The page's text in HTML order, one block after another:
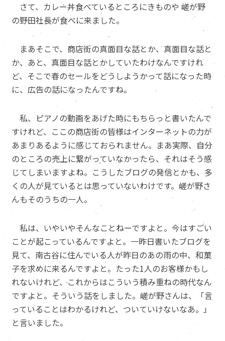
さて、カレー丼食べているところにきものや 嵯が野
の野田社長が食べに来ました。
まあそこで、商店街の真面目な話とか、真面目な話と
か、あと、真面目な話とかしていたわけなんですけれ
ど、そこで春のセールをどうしようかって話になった時
に、広告の話になったんですね。
私、ピアノの動画をあげた時にもちらっと書いたんで
すけれど、ここの商店街の皆様はインターネットの力が
あまりあるように感じておられません。まあ実際、自分
のところの売上に繋がっていなかったら、それはそう感
じてしまいますよね。こうしたブログの発信とかも、多
くの人が見ているとは思っていないわけです。嵯が野さ
んもそのうちの一人。
私は、いやいやそんなことねーですよと。今はすごい
ことが起こっているんですよと。一昨日書いたブログを
見て、南古谷に住んでいる人が昨日のあの雨の中、和菓
子を求めに来るんですよと。たった1人のお客様かもし
れないけれど、これからはこういう積み重ねの時代なん
ですよと。そういう話をしました。嵯が野さんは、「言
っていることはわかるけれど、ついていけないなあ。」
と言いました。